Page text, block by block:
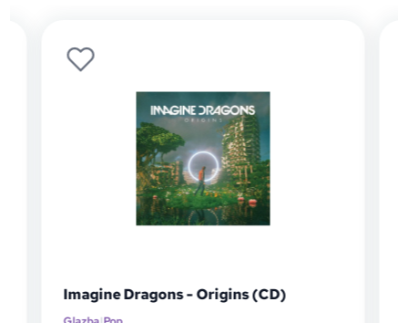
Imagine Dragons - Origins (CD)